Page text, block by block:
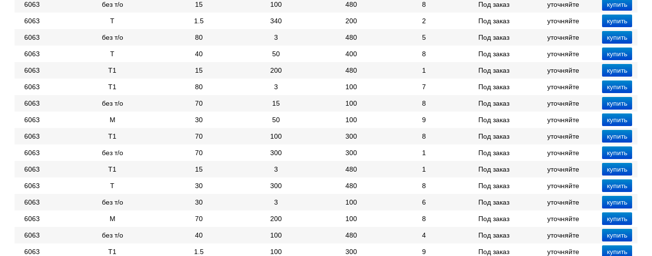
6063 без т/о 15 100 480 8 Под заказ уточняйте
6063 Т 1.5 340 200 2 Под заказ уточняйте
6063 без т/о 80 3 480 5 Под заказ уточняйте
6063 Т 40 50 400 8 Под заказ уточняйте
6063 Т1 15 200 480 1 Под заказ уточняйте
6063 Т1 80 3 100 7 Под заказ уточняйте
6063 без т/о 70 15 100 8 Под заказ уточняйте
6063 М 30 50 100 9 Под заказ уточняйте
6063 Т1 70 100 300 8 Под заказ уточняйте
6063 без т/о 70 300 300 1 Под заказ уточняйте
6063 Т1 15 3 480 1 Под заказ уточняйте
6063 Т 30 300 480 8 Под заказ уточняйте
6063 без т/о 30 3 100 6 Под заказ уточняйте
6063 М 70 200 100 8 Под заказ уточняйте
6063 без т/о 40 100 480 4 Под заказ уточняйте
6063 Т1 1.5 100 300 9 Под заказ уточняйте